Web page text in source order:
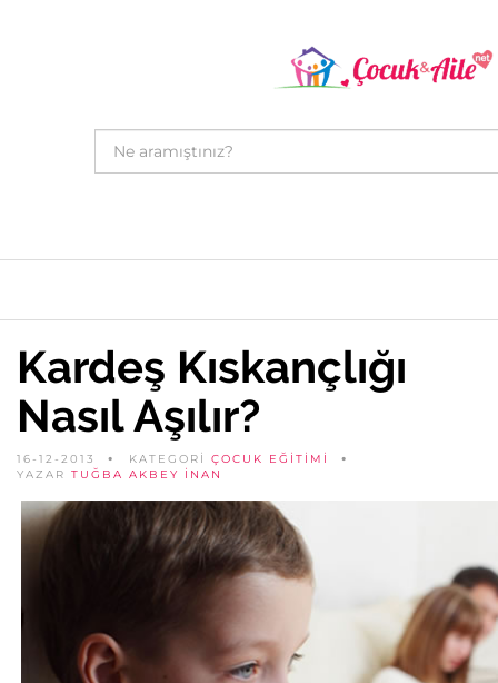
Kardeş Kıskançlığı
Nasıl Aşılır?
16-12-2013 KATEGORİ ÇOCUK EĞITIMI
YAZAR TUĞBA AKBEY İNAN